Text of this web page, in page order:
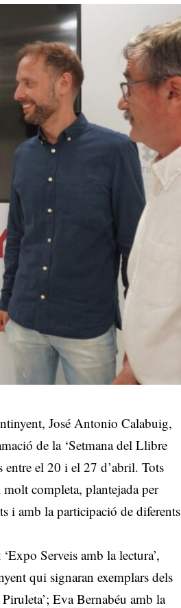
José Antonio Calabuig,
de la ‘Setmana del Llibre
el 20 i el 27 d’abril. Tots
completa, plantejada per
i amb la participació de diferents
Serveis amb la lectura’,
qui signaran exemplars dels
Eva Bernabéu amb la